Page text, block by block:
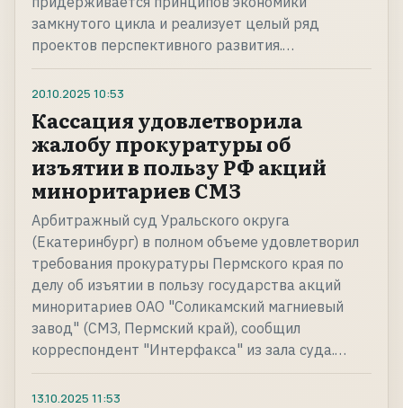
замкнутого цикла и реализует целый ряд
проектов перспективного развития.…
20.10.2025 10:53
Кассация удовлетворила
жалобу прокуратуры об
изъятии в пользу РФ акций
миноритариев СМЗ
Арбитражный суд Уральского округа
(Екатеринбург) в полном объеме удовлетворил
требования прокуратуры Пермского края по
делу об изъятии в пользу государства акций
миноритариев ОАО "Соликамский магниевый
завод" (СМЗ, Пермский край), сообщил
корреспондент "Интерфакса" из зала суда.…
13.10.2025 11:53